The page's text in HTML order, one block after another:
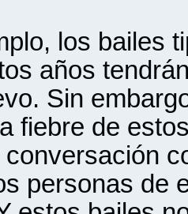
los bailes
años
Sin
fiebre de
conversación
personas de